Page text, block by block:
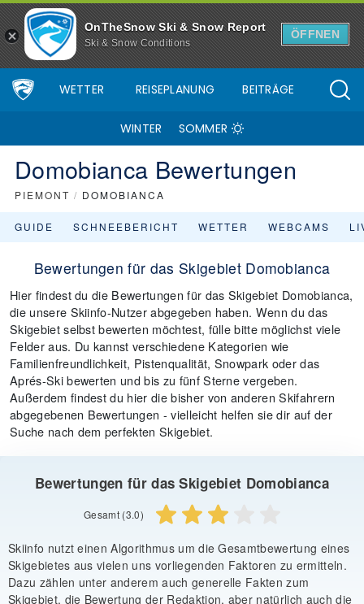
OnTheSnow Ski & Snow Report
Ski & Snow Conditions
ÖFFNEN
WETTER REISEPLANUNG BEITRÄGE
WINTER SOMMER
Domobianca Bewertungen
PIEMONT / DOMOBIANCA
GUIDE SCHNEEBERICHT WETTER WEBCAMS
Bewertungen für das Skigebiet Domobianca
Hier findest du die Bewertungen für das Skigebiet Domobianca,
die unsere Skiinfo-Nutzer abgegeben haben. Wenn du das
Skigebiet selbst bewerten möchtest, fülle bitte möglichst viele
Felder aus. Du kannst verschiedene Kategorien wie
Familienfreundlichkeit, Pistenqualität, Snowpark oder das
Aprés-Ski bewerten und bis zu fünf Sterne vergeben.
Außerdem findest du hier die bisher von anderen Skifahrern
abgegebenen Bewertungen - vielleicht helfen sie dir auf der
Suche nach dem perfekten Skigebiet.
Bewertungen für das Skigebiet Domobianca
Gesamt (3.0)
Skiinfo nutzt einen Algorithmus um die Gesamtbewertung eines
Skigebietes aus vielen uns vorliegenden Faktoren zu ermitteln.
Dazu zählen unter anderem auch generelle Fakten zum
Skigebiet, die Bewertung der Redaktion, aber natürlich auch die